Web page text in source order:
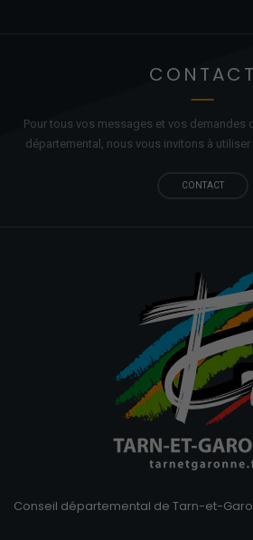
CONTACT
Pour tous vos messages et vos demandes
départemental, nous vous invitons à
CONTACT
Conseil départemental de Tarn-et-